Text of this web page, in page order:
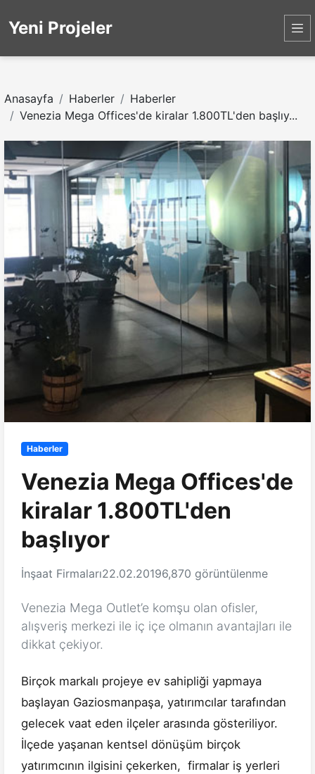
Yeni Projeler
Anasayfa Haberler
Haberler
Venezia Mega Offices'de kiralar 1.800TL'den başlıy...
Haberler
Venezia Mega Offices'de
kiralar 1.800TL'den
başlıyor
İnşaat Firmaları22.02.20196,870 görüntülenme
Venezia Mega Outlet’e komşu olan ofisler,
alışveriş merkezi ile iç içe olmanın avantajları ile
dikkat çekiyor.
Birçok markalı projeye ev sahipliği yapmaya
başlayan Gaziosmanpaşa, yatırımcılar tarafından
gelecek vaat eden ilçeler arasında gösteriliyor.
İlçede yaşanan kentsel dönüşüm birçok
yatırımcının ilgisini çekerken, firmalar iş yerleri